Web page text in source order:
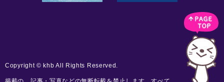
Copyright © khb All Rights Reserved.